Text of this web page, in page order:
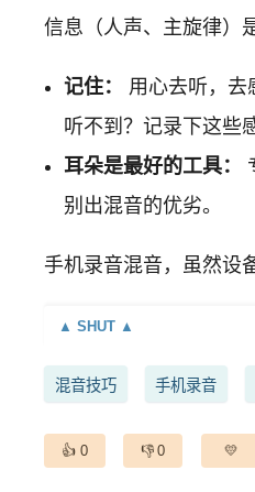
信息（人声、主旋律）
记住：
用心去听，去
听不到？记录下这些
耳朵是最好的工具：
别出混音的优劣。
手机录音混音，虽然设
混音技巧 手机录音
0 0